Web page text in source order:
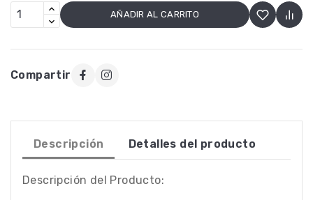
AÑADIR AL CARRITO
Compartir
Descripción Detalles del producto
Descripción del Producto: